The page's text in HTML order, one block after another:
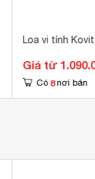
Loa vi tính
Giá từ
Có 8 nơi bán